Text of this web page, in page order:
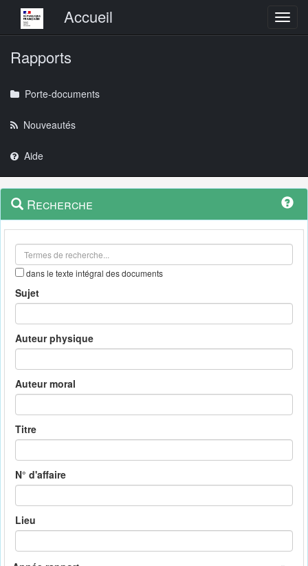
Menu principalAccueil
Rapports
Porte-documents
Nouveautés
Aide
Navigation
outils
Menu
contextuel
Recherche
dans le texte intégral des documents
Sujet
Auteur physique
Auteur moral
Titre
N° d'affaire
Lieu